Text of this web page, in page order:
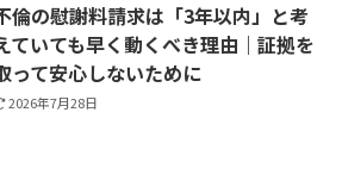
倫の慰謝料請求は「3年以内」と考
ていても早く動くべき理由｜証拠を
って安心しないために
2026年7月28日